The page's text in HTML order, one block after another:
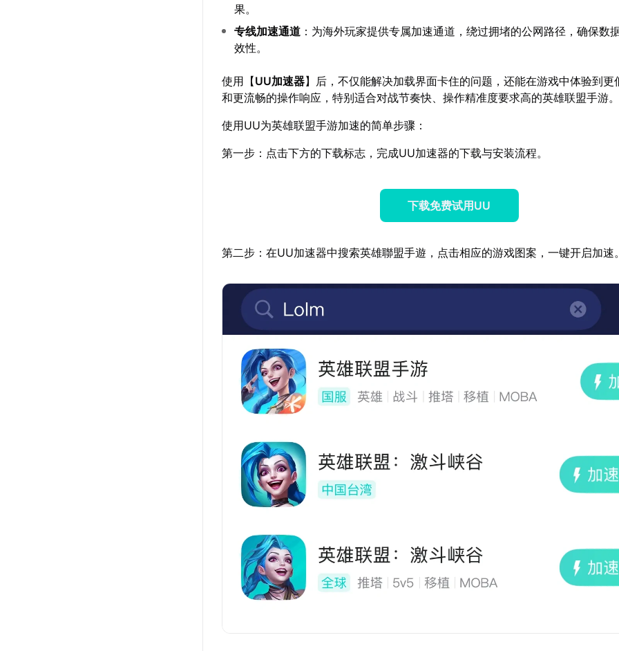
果。
专线加速通道 ：为海外玩家提供专属加速通道，绕过拥堵的公网路径，确保数
效性。
使用【UU加速器】后，不仅能解决加载界面卡住的问题，还能在游戏中体验到
和更流畅的操作响应，特别适合对战节奏快、操作精准度要求高的英雄联盟手游
使用UU为英雄联盟手游加速的简单步骤：
第一步：点击下方的下载标志，完成UU加速器的下载与安装流程。
下载免费试用UU
第二步：在UU加速器中搜索英雄聯盟手遊，点击相应的游戏图案，一键开启加速